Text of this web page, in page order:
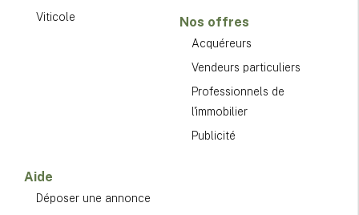
Viticole
Nos offres
Acquéreurs
Vendeurs particuliers
Professionnels de
l'immobilier
Publicité
Aide
Déposer une annonce